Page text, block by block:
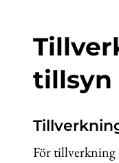
tillsyn
För tillverkning